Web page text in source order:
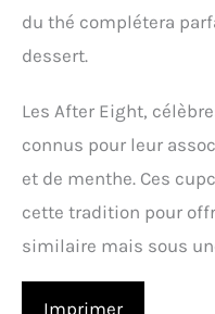
du thé complétera
dessert.
Les After Eight,
connus pour leur
et de menthe. Ces
cette tradition pour
similaire mais sous
Imprimer